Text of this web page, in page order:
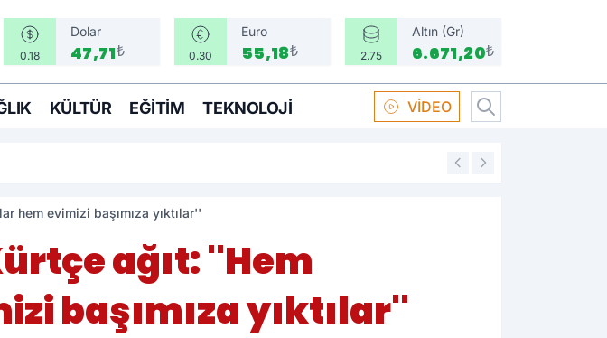
0.18
Dolar
47,71₺ 0.30
Euro
55,18₺ 2.75
Altın (Gr)
6.671,20₺
KÜLTÜR EĞITIM TEKNOLOJI VİDEO
16:58
hem evimizi başımıza yıktılar''
ağıt: ''Hem
başımıza yıktılar''